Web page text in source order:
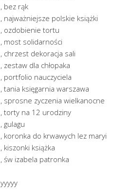
, bez rąk
, najważniejsze polskie książki
, ozdobienie tortu
, most solidarności
, chrzest dekoracja sali
, zestaw dla chłopaka
, portfolio nauczyciela
, tania księgarnia warszawa
, sprosne zyczenia wielkanocne
, torty na 12 urodziny
, gulagu
, koronka do krwawych lez maryi
, kiszonki książka
, św izabela patronka
yyyyy